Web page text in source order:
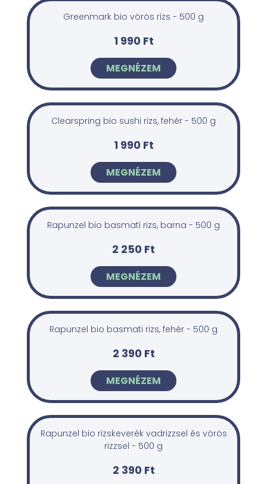
Greenmark bio vörös rizs - 500 g
1 990 Ft
MEGNÉZEM
Clearspring bio sushi rizs, fehér - 500 g
1 990 Ft
MEGNÉZEM
Rapunzel bio basmati rizs, barna - 500 g
2 250 Ft
MEGNÉZEM
Rapunzel bio basmati rizs, fehér - 500 g
2 390 Ft
MEGNÉZEM
Rapunzel bio rizskeverék vadrizzsel és vörös
rizzsel - 500 g
2 390 Ft